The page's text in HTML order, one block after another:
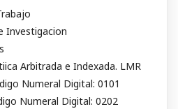
Investigacion
Arbitrada e Indexada. LMR
Numeral Digital: 0101
Numeral Digital: 0202